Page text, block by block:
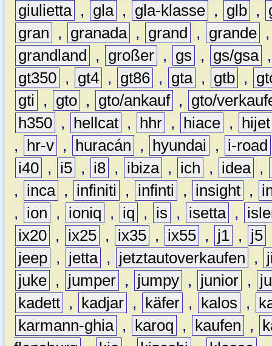
giulietta , gla , gla-klasse , glb ,
gran
, granada , grand , grande
grandland
, großer , gs , gs/gsa
gt350 , gt4 , gt86 , gta , gtb ,
gti
, gto , gto/ankauf ,
gto/
h350 , hellcat , hhr , hiace ,
hijet
,
hr-v , huracán , hyundai ,
i-road
i40 , i5 , i8 , ibiza , ich , idea ,
,
inca , infiniti , infinti , insight ,
,
ion , ioniq , iq , is , isetta ,
ix20 , ix25 , ix35 , ix55 , j1 , j5
jeep , jetta , jetztautoverkaufen ,
juke , jumper , jumpy , junior ,
kadett , kadjar , käfer , kalos ,
karmann-ghia , karoq , kaufen ,